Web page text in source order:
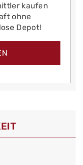
kaufen
ohne
Depot!